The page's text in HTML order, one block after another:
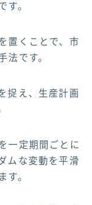
す。
置くことで、市
法です。
捉え、生産計画
一定期間ごとに
ムな変動を平滑
す。